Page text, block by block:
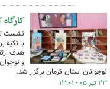
نشست
با تکیه
هدف
نوجوانان استان کرمان برگزار شد.
۲۳ تیر ۰۵ - ۱۳:۰۱